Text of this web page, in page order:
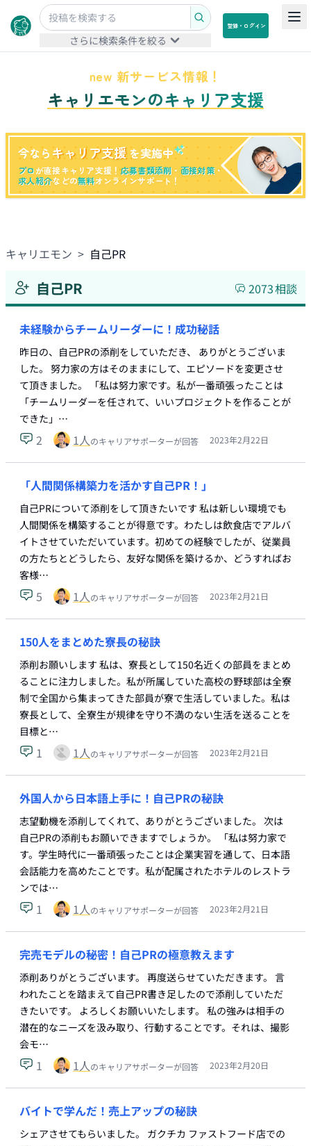
さらに検索条件を絞る
登録・ログイン
new 新サービス情報！
キャリエモンのキャリア支援
今なら キャリア支援 を実施中
プロが直接キャリア支援！応募書類添削 ・ 面接対策・
求人紹介などの無料オンラインサポート！
キャリエモン > 自己PR
自己PR 2073相談
未経験からチームリーダーに！成功秘話
昨日の、自己PRの添削をしていただき、 ありがとうございま
した。 努力家の方はそのままにして、エピソードを変更させ
て頂きました。 「私は努力家です。私が一番頑張ったことは
「チームリーダーを任されて、いいプロジェクトを作ることが
できた」…
2 1人のキャリアサポーターが回答 2023年2月22日
「人間関係構築力を活かす自己PR！」
自己PRについて添削をして頂きたいです 私は新しい環境でも
人間関係を構築することが得意です。わたしは飲食店でアルバ
イトさせていただいています。初めての経験でしたが、従業員
の方たちとどうしたら、友好な関係を築けるか、どうすればお
客様…
5 1人のキャリアサポーターが回答 2023年2月21日
150人をまとめた寮長の秘訣
添削お願いします 私は、寮長として150名近くの部員をまとめ
ることに注力しました。私が所属していた高校の野球部は全寮
制で全国から集まってきた部員が寮で生活していました。私は
寮長として、全寮生が規律を守り不満のない生活を送ることを
目標と…
1 1人のキャリアサポーターが回答 2023年2月21日
外国人から日本語上手に！自己PRの秘訣
志望動機を添削してくれて、ありがとうございました。 次は
自己PRの添削もお願いできますでしょうか。 「私は努力家で
す。学生時代に一番頑張ったことは企業実習を通して、日本語
会話能力を高めたことです。私が配属されたホテルのレストラ
ンでは…
1 1人のキャリアサポーターが回答 2023年2月21日
完売モデルの秘密！自己PRの極意教えます
添削ありがとうございます。 再度送らせていただきます。 言
われたことを踏まえて自己PR書き足したので添削していただ
きたいです。 よろしくお願いいたします。 私の強みは相手の
潜在的なニーズを汲み取り、行動することです。それは、撮影
会モ…
1 1人のキャリアサポーターが回答 2023年2月20日
バイトで学んだ！売上アップの秘訣
シェアさせてもらいました。 ガクチカ ファストフード店での